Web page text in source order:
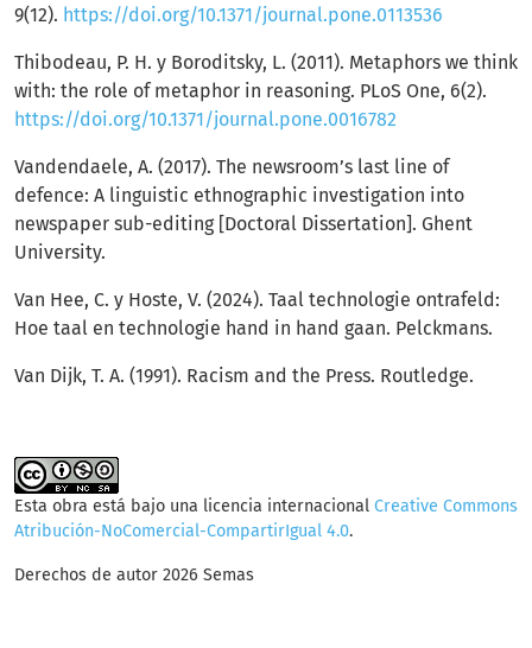
9(12). https://doi.org/10.1371/journal.pone.0113536
Thibodeau, P. H. y Boroditsky, L. (2011). Metaphors we think
with: the role of metaphor in reasoning. PLoS One, 6(2).
https://doi.org/10.1371/journal.pone.0016782
Vandendaele, A. (2017). The newsroom’s last line of
defence: A linguistic ethnographic investigation into
newspaper sub-editing [Doctoral Dissertation]. Ghent
University.
Van Hee, C. y Hoste, V. (2024). Taal technologie ontrafeld:
Hoe taal en technologie hand in hand gaan. Pelckmans.
Van Dijk, T. A. (1991). Racism and the Press. Routledge.
Esta obra está bajo una licencia internacional Creative Commons
Atribución-NoComercial-CompartirIgual 4.0.
Derechos de autor 2026 Semas